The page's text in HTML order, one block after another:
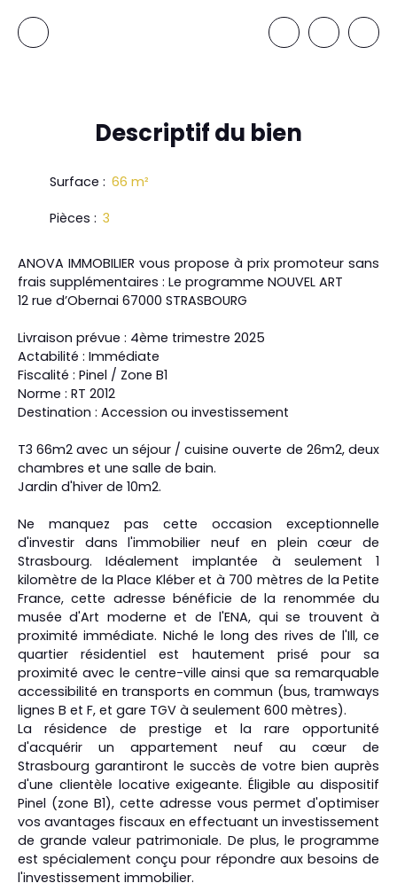
Descriptifdu bien
Surface : 66 m²
Pièces : 3
ANOVA IMMOBILIER vous propose à prix promoteur sans
frais supplémentaires : Le programme NOUVEL ART
12 rue d’Obernai 67000 STRASBOURG
Livraison prévue : 4ème trimestre 2025
Actabilité : Immédiate
Fiscalité : Pinel / Zone B1
Norme : RT 2012
Destination : Accession ou investissement
T3 66m2 avec un séjour / cuisine ouverte de 26m2, deux
chambres et une salle de bain.
Jardin d'hiver de 10m2.
Ne manquez pas cette occasion exceptionnelle
d'investir dans l'immobilier neuf en plein cœur de
Strasbourg. Idéalement implantée à seulement 1
kilomètre de la Place Kléber et à 700 mètres de la Petite
France, cette adresse bénéficie de la renommée du
musée d'Art moderne et de l'ENA, qui se trouvent à
proximité immédiate. Niché le long des rives de l'Ill, ce
quartier résidentiel est hautement prisé pour sa
proximité avec le centre-ville ainsi que sa remarquable
accessibilité en transports en commun (bus, tramways
lignes B et F, et gare TGV à seulement 600 mètres).
La résidence de prestige et la rare opportunité
d'acquérir un appartement neuf au cœur de
Strasbourg garantiront le succès de votre bien auprès
d'une clientèle locative exigeante. Éligible au dispositif
Pinel (zone B1), cette adresse vous permet d'optimiser
vos avantages fiscaux en effectuant un investissement
de grande valeur patrimoniale. De plus, le programme
est spécialement conçu pour répondre aux besoins de
l'investissement immobilier.